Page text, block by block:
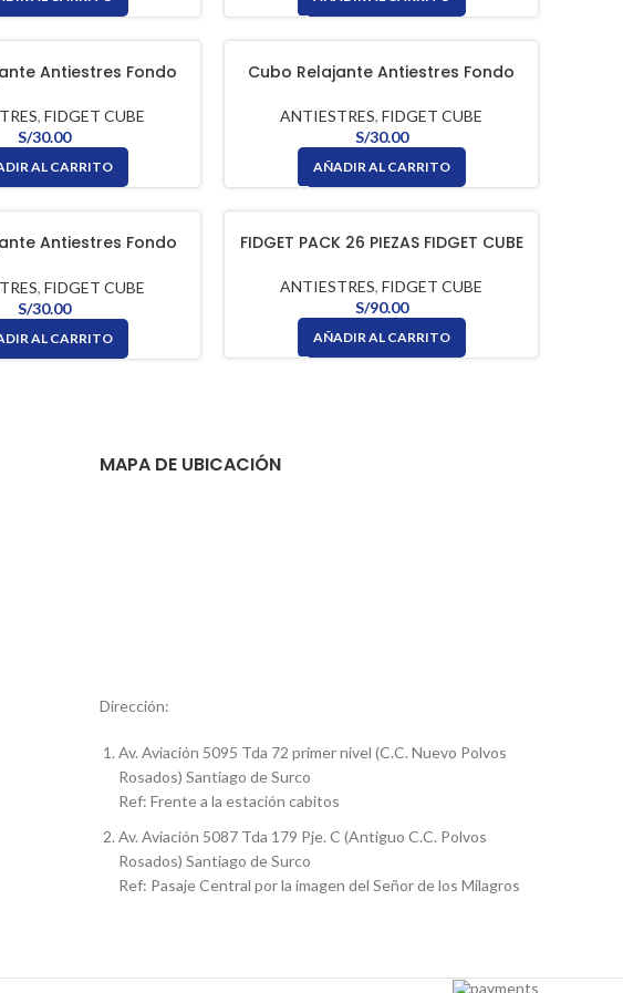
Antiestres Fondo
,FIDGET CUBE
S/30.00
AL CARRITO
Cubo Relajante Antiestres Fondo
CUBE
ANTIESTRES,FIDGET CUBE
S/30.00
AÑADIR AL CARRITO
Antiestres Fondo
CUBE
,FIDGET CUBE
S/30.00
AL CARRITO
FIDGET PACK 26 PIEZAS FIDGET CUBE
ANTIESTRES,FIDGET CUBE
S/90.00
AÑADIR AL CARRITO
MAPA DE UBICACIÓN
Dirección:
Av. Aviación 5095 Tda 72 primer nivel (C.C. Nuevo Polvos
Rosados) Santiago de Surco
Ref: Frente a la estación cabitos
Av. Aviación 5087 Tda 179 Pje. C (Antiguo C.C. Polvos
Rosados) Santiago de Surco
Ref: Pasaje Central por la imagen del Señor de los Milagros